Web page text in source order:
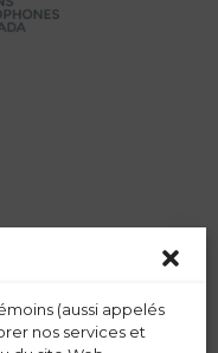
(aussi appelés
nos services et